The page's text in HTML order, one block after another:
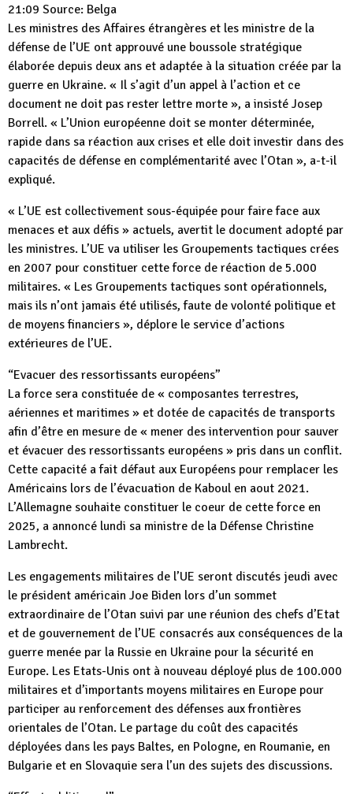
21:09 Source: Belga
Les ministres des Affaires étrangères et les ministre de la
défense de l’UE ont approuvé une boussole stratégique
élaborée depuis deux ans et adaptée à la situation créée par la
guerre en Ukraine. « Il s’agit d’un appel à l’action et ce
document ne doit pas rester lettre morte », a insisté Josep
Borrell. « L’Union européenne doit se monter déterminée,
rapide dans sa réaction aux crises et elle doit investir dans des
capacités de défense en complémentarité avec l’Otan », a-t-il
expliqué.
« L’UE est collectivement sous-équipée pour faire face aux
menaces et aux défis » actuels, avertit le document adopté par
les ministres. L’UE va utiliser les Groupements tactiques crées
en 2007 pour constituer cette force de réaction de 5.000
militaires. « Les Groupements tactiques sont opérationnels,
mais ils n’ont jamais été utilisés, faute de volonté politique et
de moyens financiers », déplore le service d’actions
extérieures de l’UE.
“Evacuer des ressortissants européens”
La force sera constituée de « composantes terrestres,
aériennes et maritimes » et dotée de capacités de transports
afin d’être en mesure de « mener des intervention pour sauver
et évacuer des ressortissants européens » pris dans un conflit.
Cette capacité a fait défaut aux Européens pour remplacer les
Américains lors de l’évacuation de Kaboul en aout 2021.
L’Allemagne souhaite constituer le coeur de cette force en
2025, a annoncé lundi sa ministre de la Défense Christine
Lambrecht.
Les engagements militaires de l’UE seront discutés jeudi avec
le président américain Joe Biden lors d’un sommet
extraordinaire de l’Otan suivi par une réunion des chefs d’Etat
et de gouvernement de l’UE consacrés aux conséquences de la
guerre menée par la Russie en Ukraine pour la sécurité en
Europe. Les Etats-Unis ont à nouveau déployé plus de 100.000
militaires et d’importants moyens militaires en Europe pour
participer au renforcement des défenses aux frontières
orientales de l’Otan. Le partage du coût des capacités
déployées dans les pays Baltes, en Pologne, en Roumanie, en
Bulgarie et en Slovaquie sera l’un des sujets des discussions.